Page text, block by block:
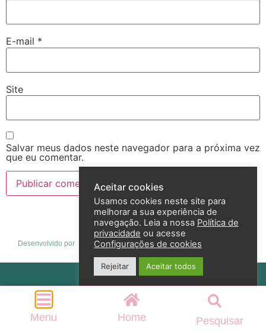
E-mail *
Site
Salvar meus dados neste navegador para a próxima vez
que eu comentar.
Desenvolvido por
Política de privacidade
2026 – Andreza Goulart – Todos os direitos reservados
Aceitar cookies
Usamos cookies neste site para
melhorar a sua experiência de
navegação. Leia a nossa Política de
privacidade ou acesse
Configurações de cookies
Rejeitar Aceitar todos
Menu Home Pesquisar